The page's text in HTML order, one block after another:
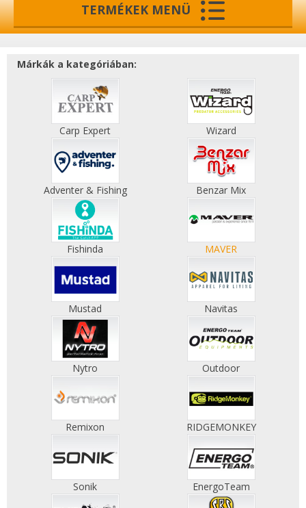
TERMÉKEK MENÜ
Márkák a kategóriában:
Carp Expert Wizard
Adventer & Fishing Benzar Mix
Fishinda MAVER
Mustad Navitas
Nytro Outdoor
Remixon RIDGEMONKEY
Sonik EnergoTeam